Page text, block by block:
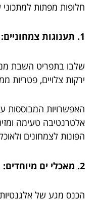
חלופות מפתות
1. תענוגות צמחוניים:
שלבו בתפריט השבת
ירקות צלויים, פטריות
האפשרויות המבוססות
אלטרנטיבה טעימה
הפונות לצמחונים
2. מאכלי ים מיוחדים:
הכנס מגע של